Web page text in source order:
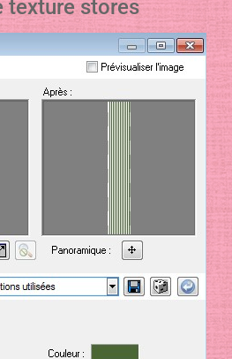
texture stores